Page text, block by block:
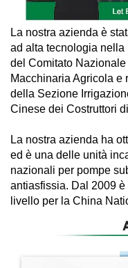
La nostra azienda è
ad alta tecnologia
del Comitato
Macchinaria Agricola e
della Sezione
Cinese dei Costruttori
La nostra azienda ha
ed è una delle unità
nazionali per pompe
antiasfissia. Dal 2009
livello per la China